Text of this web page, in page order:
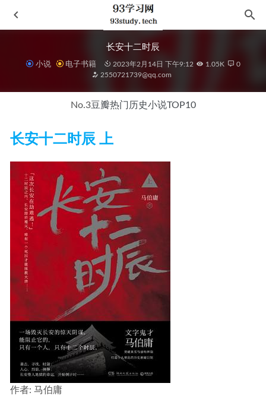
长安十二时辰
小说 电子书籍 2023年2月14日 下午9:12 1.05K
0
2550721739@qq.com
No.3豆瓣热门历史小说TOP10
长安十二时辰 上
作者: 马伯庸
陶艺美学录 2021-03-04
文城 2021-06-06
冯友兰哲思录 2021-01-25
云没有回答 2021-08-14
历史的棋局 2023-12-23